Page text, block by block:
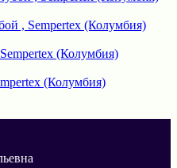
, Sempertex (Колумбия)
(Колумбия)